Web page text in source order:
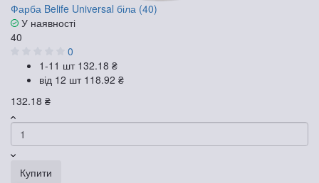
Фарба Belife Universal біла (40)
У наявності
40
0
1-11 шт 132.18 ₴
від 12 шт 118.92 ₴
132.18 ₴
Купити